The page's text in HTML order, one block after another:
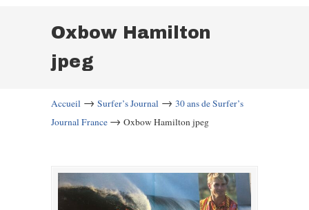
Oxbow Hamilton
jpeg
Accueil → Surfer’s Journal → 30 ans de Surfer’s
Journal France → Oxbow Hamilton jpeg